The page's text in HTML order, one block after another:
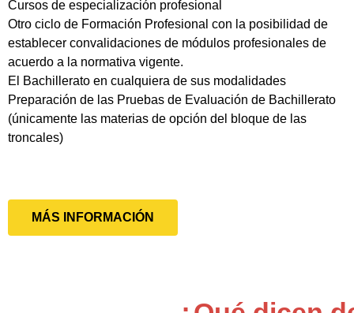
Cursos de especialización profesional
Otro ciclo de Formación Profesional con la posibilidad de
establecer convalidaciones de módulos profesionales de
acuerdo a la normativa vigente.
El Bachillerato en cualquiera de sus modalidades
Preparación de las Pruebas de Evaluación de Bachillerato
(únicamente las materias de opción del bloque de las
troncales)
MÁS INFORMACIÓN